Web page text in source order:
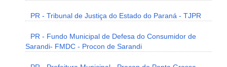
PR - Tribunal de Justiça do Estado do Paraná - TJPR
PR - Fundo Municipal de Defesa do Consumidor de
Sarandi- FMDC - Procon de Sarandi